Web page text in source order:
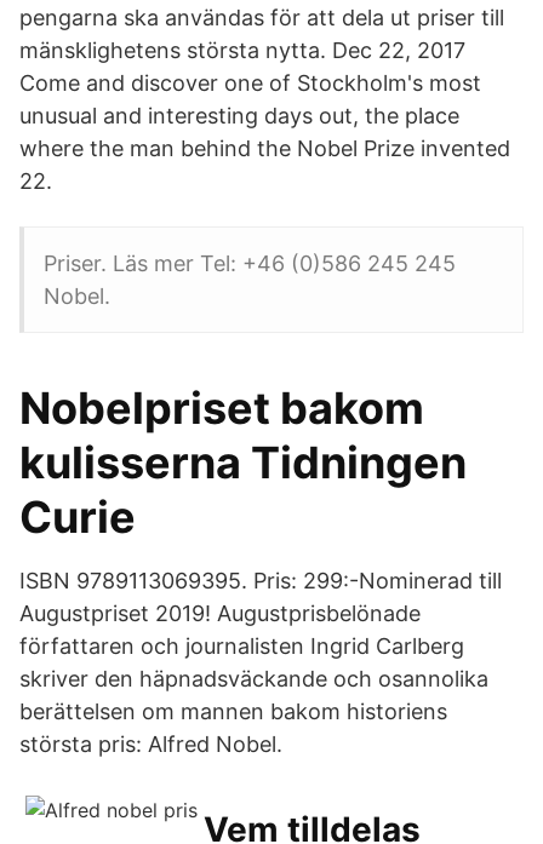
pengarna ska användas för att dela ut priser till
mänsklighetens största nytta. Dec 22, 2017
Come and discover one of Stockholm's most
unusual and interesting days out, the place
where the man behind the Nobel Prize invented
22.
Priser. Läs mer Tel: +46 (0)586 245 245
Nobel.
Nobelpriset bakom
kulisserna Tidningen
Curie
ISBN 9789113069395. Pris: 299:-Nominerad till
Augustpriset 2019! Augustprisbelönade
författaren och journalisten Ingrid Carlberg
skriver den häpnadsväckande och osannolika
berättelsen om mannen bakom historiens
största pris: Alfred Nobel.
Vem tilldelas